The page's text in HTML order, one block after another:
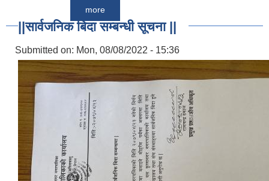
||सार्वजनिक बिदा सम्बन्धी सूचना ||
Submitted on: Mon, 08/08/2022 - 15:36